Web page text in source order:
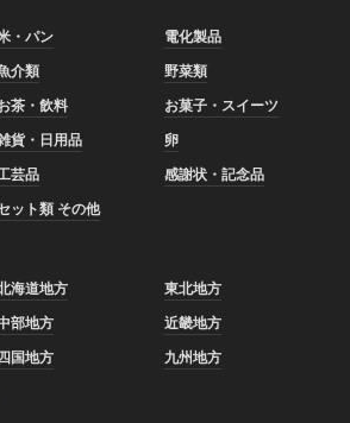
・パン
電化製品
介類
野菜類
茶・飲料
お菓子・スイーツ
貨・日用品
卵
芸品
感謝状・記念品
ット類 その他
海道地方
東北地方
部地方
近畿地方
国地方 九州地方